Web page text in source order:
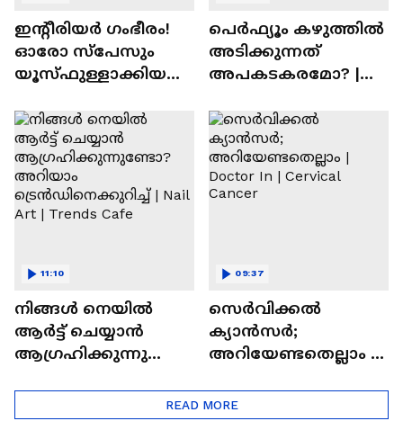
ഇന്റീരിയർ ഗംഭീരം!
ഓരോ സ്‌പേസും
യൂസ്ഫുള്ളാക്കിയ
പെർഫ്യൂം കഴുത്തിൽ
അടിക്കുന്നത്
അപകടകരമോ? |
നിങ്ങൾ നെയിൽ
ആർട്ട് ചെയ്യാൻ
ആഗ്രഹിക്കുന്നുണ്ടോ
ട്രെൻഡിനെക്കുറിച്ച് |
Nail Art | Trends Cafe
11:10
സെർവിക്കൽ
ക്യാൻസർ;
അറിയേണ്ടതെല്ലാം |
Cancer
09:37
READ MORE